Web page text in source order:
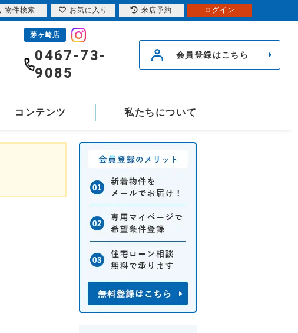
茅ヶ崎店
0467-73-
9085
会員登録はこちら
コンテンツ 私たちについて
物件検索 お気に入り 来店予約 ログイン